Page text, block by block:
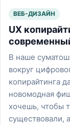
ВЕБ-ДИЗАЙН
UX
В наше
вокруг
копирайтинга
новомодная
хочешь, чтобы
существовали,